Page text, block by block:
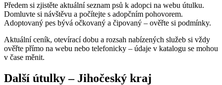
Předem si zjistěte aktuální seznam psů k adopci na webu útulku.
Domluvte si návštěvu a počítejte s adopčním pohovorem.
Adoptovaný pes bývá očkovaný a čipovaný – ověřte si podmínky.
Aktuální ceník, otevírací dobu a rozsah nabízených služeb si vždy
ověřte přímo na webu nebo telefonicky – údaje v katalogu se mohou
v čase měnit.
Další útulky– Jihočeský kraj